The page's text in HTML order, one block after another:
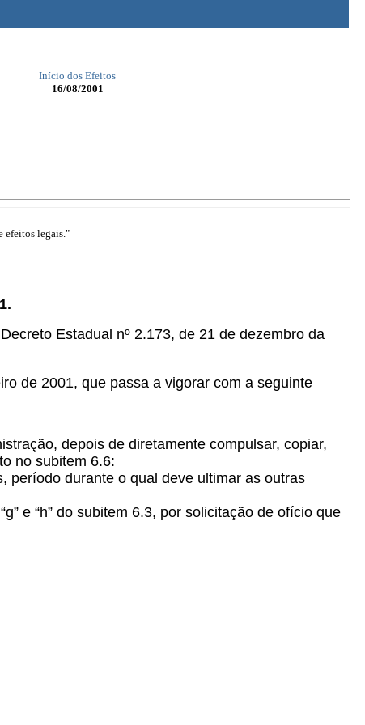
Início dos Efeitos
16/08/2001
efeitos legais."
Estadual nº 2.173, de 21 de dezembro da
de 2001, que passa a vigorar com a seguinte
depois de diretamente compulsar, copiar,
no subitem 6.6:
período durante o qual deve ultimar as outras
e “h” do subitem 6.3, por solicitação de ofício que